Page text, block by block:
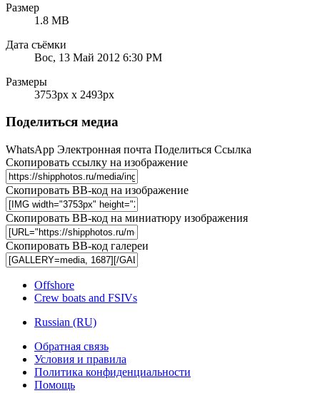
Размер
1.8 MB
Дата съёмки
Вос, 13 Май 2012 6:30 PM
Размеры
3753px x 2493px
Поделиться медиа
WhatsApp Электронная почта Поделиться Ссылка
Скопировать ссылку на изображение
Скопировать BB-код на изображение
Скопировать BB-код на миниатюру изображения
Скопировать BB-код галереи
Offshore
Crew boats and FSIVs
Russian (RU)
Обратная связь
Условия и правила
Политика конфиденциальности
Помощь